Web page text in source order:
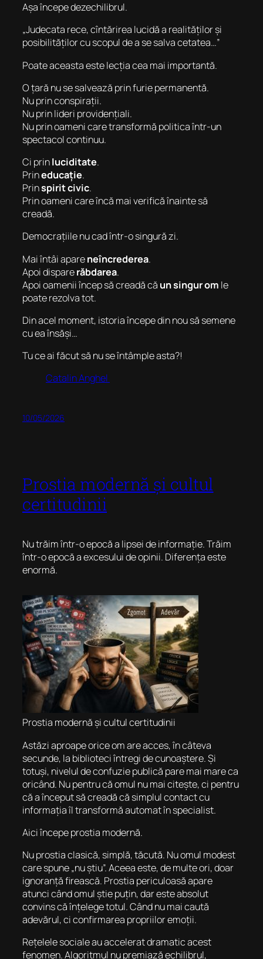
Așa începe dezechilibrul.
„Judecata rece, cîntărirea lucidă a realităților și
posibilităților cu scopul de a se salva cetatea…”
Poate aceasta este lecția cea mai importantă.
O țară nu se salvează prin furie permanentă.
Nu prin conspirații.
Nu prin lideri providențiali.
Nu prin oameni care transformă politica într-un
spectacol continuu.
Ci prinluciditate.
Prineducație.
Prinspirit civic.
Prin oameni care încă mai verifică înainte să
creadă.
Democrațiile nu cad într-o singură zi.
Mai întâi apareneîncrederea.
Apoi disparerăbdarea.
Apoi oamenii încep să creadă că un singur om le
poate rezolva tot.
Din acel moment, istoria începe din nou să semene
cu ea însăși…
Tu ce ai făcut să nu se întâmple asta?!
Catalin Anghel
10/05/2026
Prostia modernă și cultul
certitudinii
Nu trăim într-o epocă a lipsei de informație. Trăim
într-o epocă a excesului de opinii. Diferența este
enormă.
Prostia modernă și cultul certitudinii
Astăzi aproape orice om are acces, în câteva
secunde, la biblioteci întregi de cunoaștere. Și
totuși, nivelul de confuzie publică pare mai mare ca
oricând. Nu pentru că omul nu mai citește, ci pentru
că a început să creadă că simplul contact cu
informația îl transformă automat în specialist.
Aici începe prostia modernă.
Nu prostia clasică, simplă, tăcută. Nu omul modest
care spune „nu știu”. Aceea este, de multe ori, doar
ignoranță firească. Prostia periculoasă apare
atunci când omul știe puțin, dar este absolut
convins că înțelege totul. Când nu mai caută
adevărul, ci confirmarea propriilor emoții.
Rețelele sociale au accelerat dramatic acest
fenomen. Algoritmul nu premiază echilibrul,